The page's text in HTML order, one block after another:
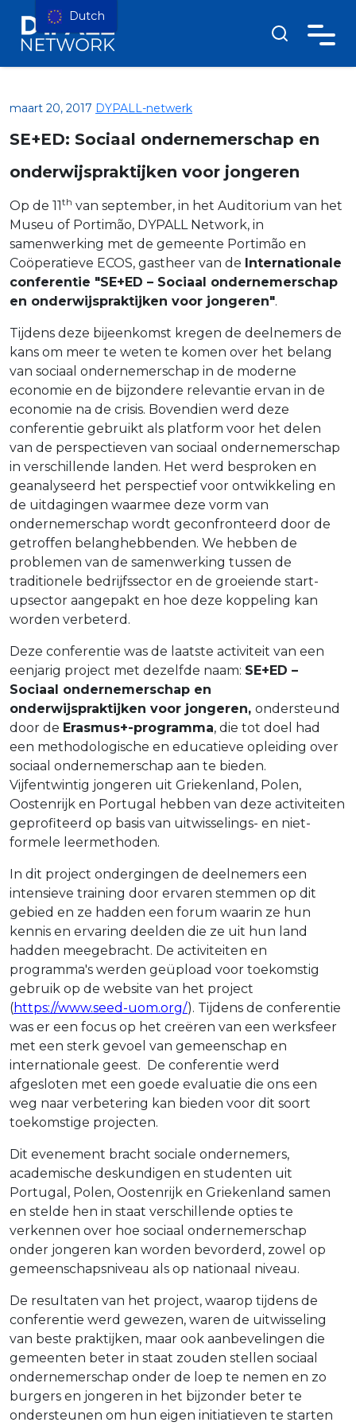
maart 20, 2017 DYPALL-netwerk
SE+ED: Sociaal ondernemerschap en
onderwijspraktijken voor jongeren
Op de 11th van september, in het Auditorium van het
Museu of Portimão, DYPALL Network, in
samenwerking met de gemeente Portimão en
Coöperatieve ECOS, gastheer van de Internationale
conferentie "SE+ED – Sociaal ondernemerschap
en onderwijspraktijken voor jongeren".
Tijdens deze bijeenkomst kregen de deelnemers de
kans om meer te weten te komen over het belang
van sociaal ondernemerschap in de moderne
economie en de bijzondere relevantie ervan in de
economie na de crisis. Bovendien werd deze
conferentie gebruikt als platform voor het delen
van de perspectieven van sociaal ondernemerschap
in verschillende landen. Het werd besproken en
geanalyseerd het perspectief voor ontwikkeling en
de uitdagingen waarmee deze vorm van
ondernemerschap wordt geconfronteerd door de
getroffen belanghebbenden. We hebben de
problemen van de samenwerking tussen de
traditionele bedrijfssector en de groeiende start-
upsector aangepakt en hoe deze koppeling kan
worden verbeterd.
Deze conferentie was de laatste activiteit van een
eenjarig project met dezelfde naam: SE+ED –
Sociaal ondernemerschap en
onderwijspraktijken voor jongeren, ondersteund
door de Erasmus+-programma, die tot doel had
een methodologische en educatieve opleiding over
sociaal ondernemerschap aan te bieden.
Vijfentwintig jongeren uit Griekenland, Polen,
Oostenrijk en Portugal hebben van deze activiteiten
geprofiteerd op basis van uitwisselings- en niet-
formele leermethoden.
In dit project ondergingen de deelnemers een
intensieve training door ervaren stemmen op dit
gebied en ze hadden een forum waarin ze hun
kennis en ervaring deelden die ze uit hun land
hadden meegebracht. De activiteiten en
programma's werden geüpload voor toekomstig
gebruik op de website van het project
(https://www.seed-uom.org/). Tijdens de conferentie
was er een focus op het creëren van een werksfeer
met een sterk gevoel van gemeenschap en
internationale geest. De conferentie werd
afgesloten met een goede evaluatie die ons een
weg naar verbetering kan bieden voor dit soort
toekomstige projecten.
Dit evenement bracht sociale ondernemers,
academische deskundigen en studenten uit
Portugal, Polen, Oostenrijk en Griekenland samen
en stelde hen in staat verschillende opties te
verkennen over hoe sociaal ondernemerschap
onder jongeren kan worden bevorderd, zowel op
gemeenschapsniveau als op nationaal niveau.
De resultaten van het project, waarop tijdens de
conferentie werd gewezen, waren de uitwisseling
van beste praktijken, maar ook aanbevelingen die
gemeenten beter in staat zouden stellen sociaal
ondernemerschap onder de loep te nemen en zo
burgers en jongeren in het bijzonder beter te
ondersteunen om hun eigen initiatieven te starten
Dutch